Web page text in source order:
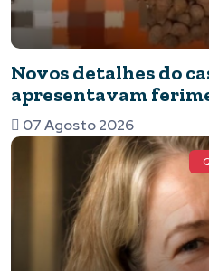
Novos detalhes do
apresentavam
barata
07 Agosto 2026